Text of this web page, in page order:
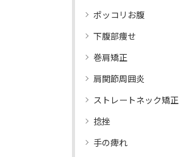
ポッコリお腹
下腹部痩せ
巻肩矯正
肩関節周囲炎
ストレートネック矯正
捻挫
手の痺れ